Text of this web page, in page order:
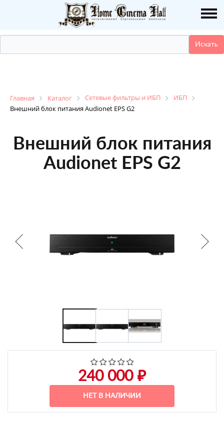
Главная Каталог Сетевые фильтры и ИБП
ИБП
Внешний блок питания Audionet EPS G2
О НАС
КАТАЛОГ
ДЕМО ЗАЛ
+7 495-951-3751
+7 495-951-3646
Внешний блок питания
Audionet EPS G2
240 000 ₽
НЕТ В НАЛИЧИИ